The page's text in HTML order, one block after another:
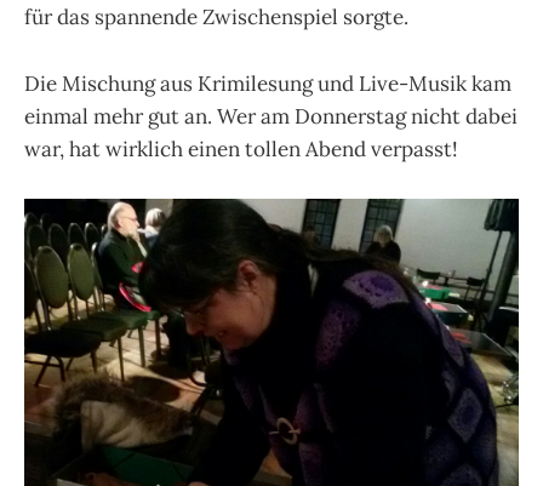
für das spannende Zwischenspiel sorgte.
Die Mischung aus Krimilesung und Live-Musik kam
einmal mehr gut an. Wer am Donnerstag nicht dabei
war, hat wirklich einen tollen Abend verpasst!